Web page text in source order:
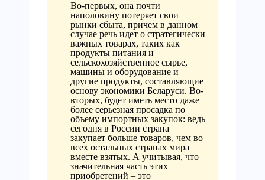
Во-первых, она почти
наполовину потеряет свои
рынки сбыта, причем в данном
случае речь идет о стратегически
важных товарах, таких как
продукты питания и
сельскохозяйственное сырье,
машины и оборудование и
другие продукты, составляющие
основу экономики Беларуси. Во-
вторых, будет иметь место даже
более серьезная просадка по
объему импортных закупок: ведь
сегодня в России страна
закупает больше товаров, чем во
всех остальных странах мира
вместе взятых. А учитывая, что
значительная часть этих
приобретений – это